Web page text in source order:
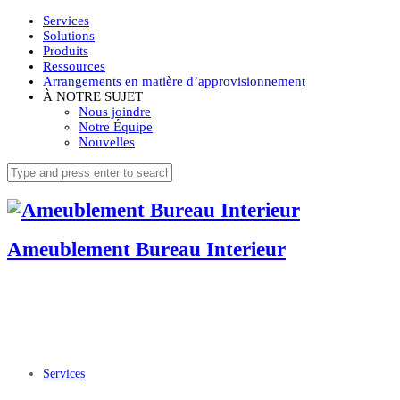
Services
Solutions
Produits
Ressources
Arrangements en matière d’approvisionnement
À NOTRE SUJET
Nous joindre
Notre Équipe
Nouvelles
Ameublement Bureau Interieur
Services